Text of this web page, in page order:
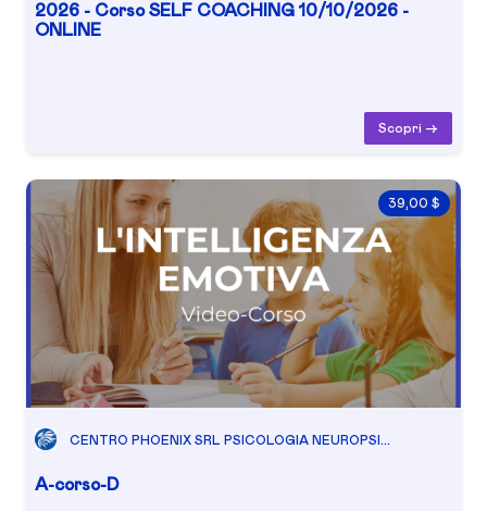
2026 - Corso SELF COACHING 10/10/2026 -
ONLINE
Scopri ->
39,00 $
CENTRO PHOENIX SRL PSICOLOGIA NEUROPSI...
A-corso-D